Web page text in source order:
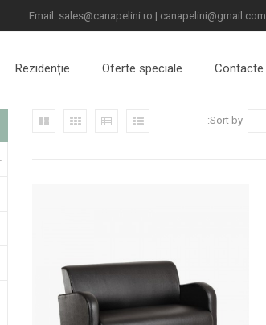
sales@canapelini.ro | canapelini@gmail.com
Rezidenție Oferte speciale Contacte
Sort by: